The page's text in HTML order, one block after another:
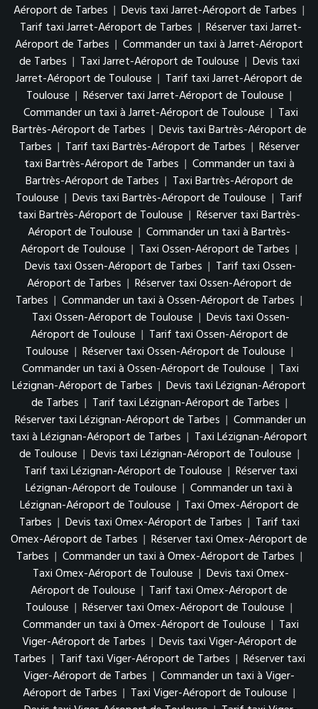
Aéroport de Tarbes | Devis taxi Jarret-Aéroport de Tarbes |
Tarif taxi Jarret-Aéroport de Tarbes | Réserver taxi Jarret-
Aéroport de Tarbes | Commander un taxi à Jarret-Aéroport
de Tarbes | Taxi Jarret-Aéroport de Toulouse | Devis taxi
Jarret-Aéroport de Toulouse | Tarif taxi Jarret-Aéroport de
Toulouse | Réserver taxi Jarret-Aéroport de Toulouse |
Commander un taxi à Jarret-Aéroport de Toulouse | Taxi
Bartrès-Aéroport de Tarbes | Devis taxi Bartrès-Aéroport de
Tarbes | Tarif taxi Bartrès-Aéroport de Tarbes | Réserver
taxi Bartrès-Aéroport de Tarbes | Commander un taxi à
Bartrès-Aéroport de Tarbes | Taxi Bartrès-Aéroport de
Toulouse | Devis taxi Bartrès-Aéroport de Toulouse | Tarif
taxi Bartrès-Aéroport de Toulouse | Réserver taxi Bartrès-
Aéroport de Toulouse | Commander un taxi à Bartrès-
Aéroport de Toulouse | Taxi Ossen-Aéroport de Tarbes |
Devis taxi Ossen-Aéroport de Tarbes | Tarif taxi Ossen-
Aéroport de Tarbes | Réserver taxi Ossen-Aéroport de
Tarbes | Commander un taxi à Ossen-Aéroport de Tarbes |
Taxi Ossen-Aéroport de Toulouse | Devis taxi Ossen-
Aéroport de Toulouse | Tarif taxi Ossen-Aéroport de
Toulouse | Réserver taxi Ossen-Aéroport de Toulouse |
Commander un taxi à Ossen-Aéroport de Toulouse | Taxi
Lézignan-Aéroport de Tarbes | Devis taxi Lézignan-Aéroport
de Tarbes | Tarif taxi Lézignan-Aéroport de Tarbes |
Réserver taxi Lézignan-Aéroport de Tarbes | Commander un
taxi à Lézignan-Aéroport de Tarbes | Taxi Lézignan-Aéroport
de Toulouse | Devis taxi Lézignan-Aéroport de Toulouse |
Tarif taxi Lézignan-Aéroport de Toulouse | Réserver taxi
Lézignan-Aéroport de Toulouse | Commander un taxi à
Lézignan-Aéroport de Toulouse | Taxi Omex-Aéroport de
Tarbes | Devis taxi Omex-Aéroport de Tarbes | Tarif taxi
Omex-Aéroport de Tarbes | Réserver taxi Omex-Aéroport de
Tarbes | Commander un taxi à Omex-Aéroport de Tarbes |
Taxi Omex-Aéroport de Toulouse | Devis taxi Omex-
Aéroport de Toulouse | Tarif taxi Omex-Aéroport de
Toulouse | Réserver taxi Omex-Aéroport de Toulouse |
Commander un taxi à Omex-Aéroport de Toulouse | Taxi
Viger-Aéroport de Tarbes | Devis taxi Viger-Aéroport de
Tarbes | Tarif taxi Viger-Aéroport de Tarbes | Réserver taxi
Viger-Aéroport de Tarbes | Commander un taxi à Viger-
Aéroport de Tarbes | Taxi Viger-Aéroport de Toulouse |